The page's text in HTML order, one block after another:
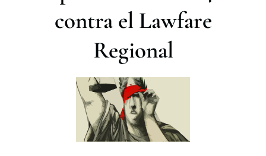
contra el Lawfare
Regional